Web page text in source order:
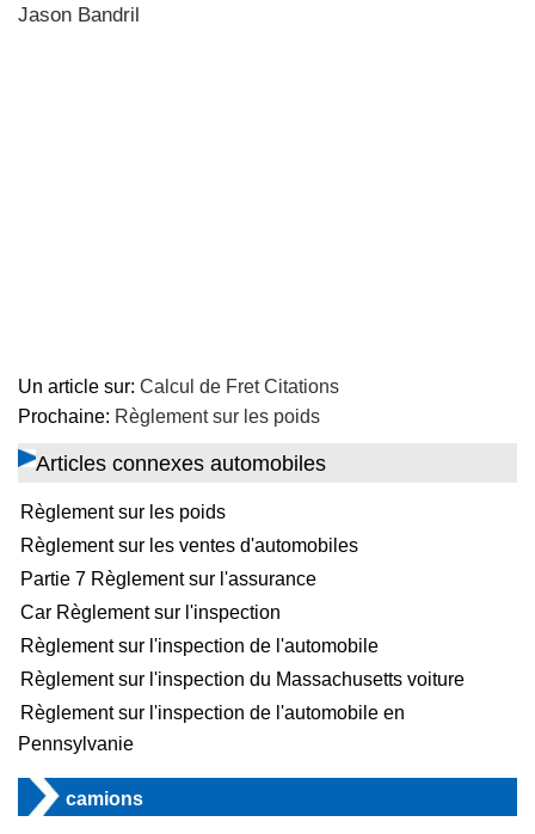
Jason Bandril
Un article sur: Calcul de Fret Citations
Prochaine: Règlement sur les poids
Articles connexes automobiles
Règlement sur les poids
Règlement sur les ventes d'automobiles
Partie 7 Règlement sur l'assurance
Car Règlement sur l'inspection
Règlement sur l'inspection de l'automobile
Règlement sur l'inspection du Massachusetts voiture
Règlement sur l'inspection de l'automobile en
Pennsylvanie
camions